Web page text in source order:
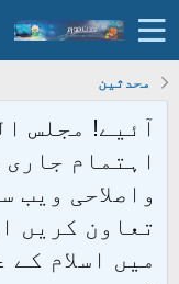
محدثین
آئیے! مجلس
اہتمام
واصلاحی ویب
تعاون کریں
میں اسلام